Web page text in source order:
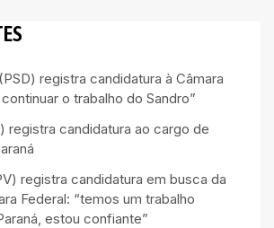
registra candidatura à Câmara
o trabalho do Sandro”
registra candidatura ao cargo de
registra candidatura em busca da
Federal: “temos um trabalho
estou confiante”